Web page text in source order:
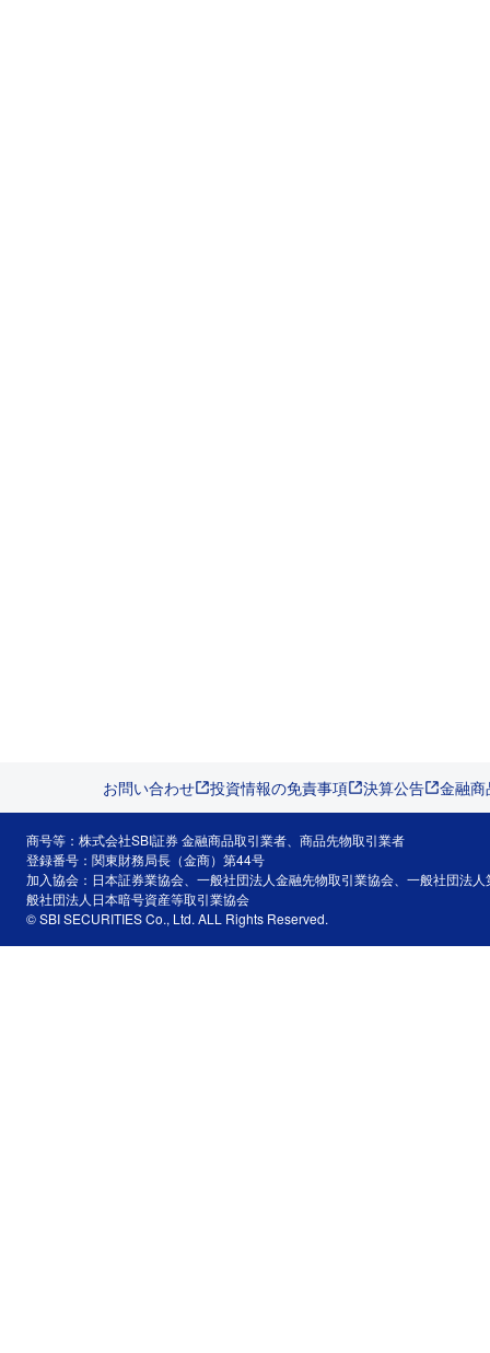
お問い合わせ 投資情報の免責事項 決算公告 金融
商号等：株式会社SBI証券 金融商品取引業者、商品先物取引業者
登録番号：関東財務局長（金商）第44号
加入協会：日本証券業協会、一般社団法人金融先物取引業協会、一般社団法
般社団法人日本暗号資産等取引業協会
© SBI SECURITIES Co., Ltd. ALL Rights Reserved.